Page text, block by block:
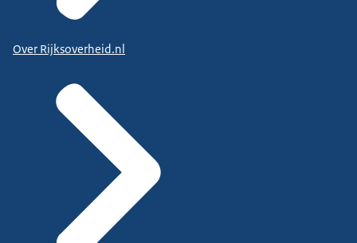
Over Rijksoverheid.nl